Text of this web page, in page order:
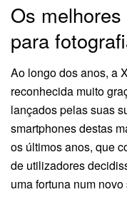
Os
para
Ao longo dos anos, a
reconhecida muito
lançados pelas suas
smartphones destas
os últimos anos, que
de utilizadores
uma fortuna num